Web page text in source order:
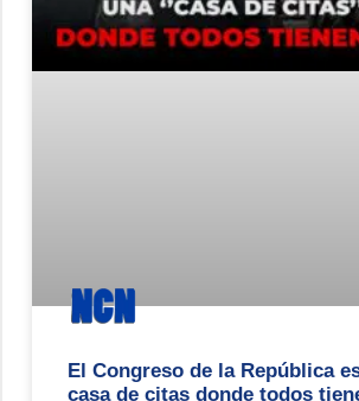
El Congreso de la República
casa de citas donde todos